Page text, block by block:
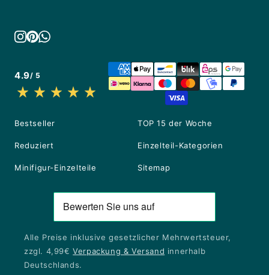
4.9/ 5
Bestseller TOP 15 der Woche
Reduziert Einzelteil-Kategorien
Minifigur-Einzelteile Sitemap
Alle Preise inklusive gesetzlicher Mehrwertsteuer,
zzgl. 4,99€Verpackung & Versand innerhalb
Deutschlands.